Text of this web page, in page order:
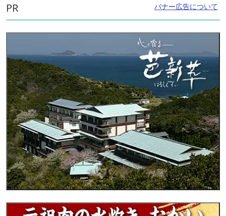
PR バナー広告について